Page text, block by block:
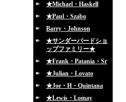
★Michael・Haskell
★Paul・Szabo
Barry・Johnson
★サンダーバードショ
ップファミリー★
★Frank・Patania・Sr
★Julian・Lovato
★Joe・H・Quintana
★Lewis・Lomay